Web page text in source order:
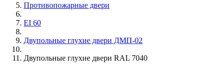
Противопожарные двери
EI 60
Двупольные глухие двери ДМП-02
Двупольные глухие двери RAL 7040